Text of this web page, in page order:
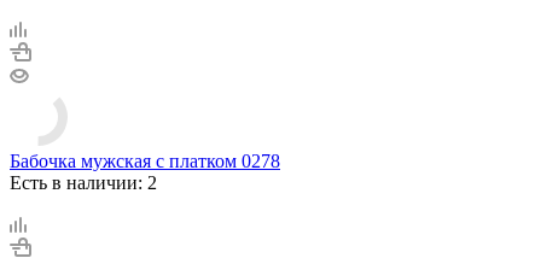
Бабочка мужская с платком 0278
Есть в наличии: 2